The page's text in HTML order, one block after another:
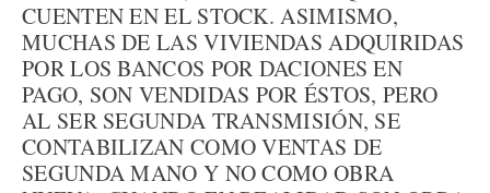
CUENTEN EN EL STOCK. ASIMISMO,
MUCHAS DE LAS VIVIENDAS ADQUIRIDAS
POR LOS BANCOS POR DACIONES EN
PAGO, SON VENDIDAS POR ÉSTOS, PERO
AL SER SEGUNDA TRANSMISIÓN, SE
CONTABILIZAN COMO VENTAS DE
SEGUNDA MANO Y NO COMO OBRA